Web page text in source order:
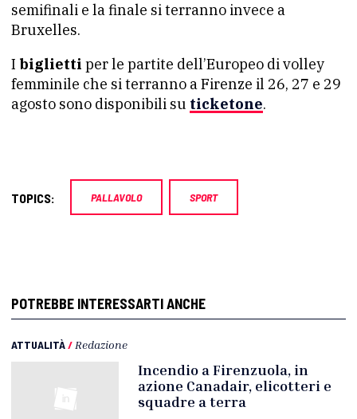
semifinali e la finale si terranno invece a
Bruxelles.
I biglietti per le partite dell’Europeo di volley
femminile che si terranno a Firenze il 26, 27 e 29
agosto sono disponibili su ticketone.
TOPICS: PALLAVOLO SPORT
POTREBBE INTERESSARTI ANCHE
ATTUALITÀ/ Redazione
Incendio a Firenzuola, in
azione Canadair, elicotteri e
squadre a terra